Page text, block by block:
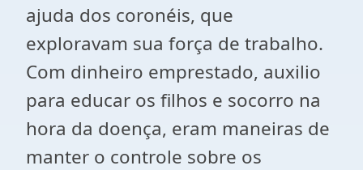
ajuda dos coronéis, que
exploravam sua força de trabalho.
Com dinheiro emprestado, auxilio
para educar os filhos e socorro na
hora da doença, eram maneiras de
manter o controle sobre os